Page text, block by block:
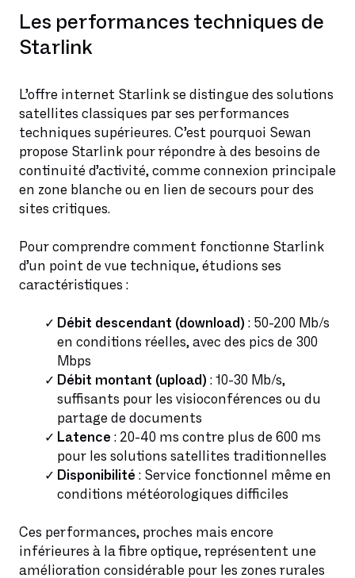
Les performances techniques de
Starlink
L’offre internet Starlink se distingue des solutions
satellites classiques par ses performances
techniques supérieures. C’est pourquoi Sewan
propose Starlink pour répondre à des besoins de
continuité d’activité, comme connexion principale
en zone blanche ou en lien de secours pour des
sites critiques.
Pour comprendre comment fonctionne Starlink
d’un point de vue technique, étudions ses
caractéristiques :
Débit descendant (download) : 50-200 Mb/s
en conditions réelles, avec des pics de 300
Mbps
Débit montant (upload) : 10-30 Mb/s,
suffisants pour les visioconférences ou du
partage de documents
Latence : 20-40 ms contre plus de 600 ms
pour les solutions satellites traditionnelles
Disponibilité : Service fonctionnel même en
conditions météorologiques difficiles
Ces performances, proches mais encore
inférieures à la fibre optique, représentent une
amélioration considérable pour les zones rurales